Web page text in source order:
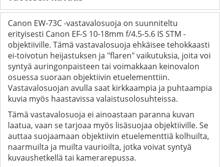
Canon EW-73C -vastavalosuoja on suunniteltu
erityisesti Canon EF-S 10-18mm f/4.5-5.6 IS STM -
objektiiville. Tämä vastavalosuoja ehkäisee tehokkaasti
ei-toivotun heijastuksen ja "flaren" vaikutuksia, joita voi
syntyä auringonpaisteen tai voimakkaan keinovalon
osuessa suoraan objektiivin etuelementtiin.
Vastavalosuojan avulla saat kirkkaampia ja puhtaampia
kuvia myös haastavissa valaistusolosuhteissa.
Tämä vastavalosuoja ei ainoastaan paranna kuvan
laatua, vaan se tarjoaa myös lisäsuojaa objektiiville. Se
auttaa suojaamaan objektiivin etuelementtiä kolhuilta,
naarmuilta ja muilta vaurioilta, jotka voivat syntyä
kuvaushetkellä tai kamerarepussa.